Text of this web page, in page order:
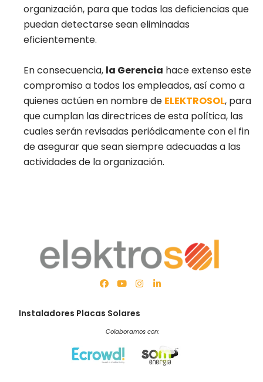
organización, para que todas las deficiencias que
puedan detectarse sean eliminadas
eficientemente.
En consecuencia, la Gerencia hace extenso este
compromiso a todos los empleados, así como a
quienes actúen en nombre de ELEKTROSOL, para
que cumplan las directrices de esta política, las
cuales serán revisadas periódicamente con el fin
de asegurar que sean siempre adecuadas a las
actividades de la organización.
Instaladores Placas Solares
Colaboramos con: